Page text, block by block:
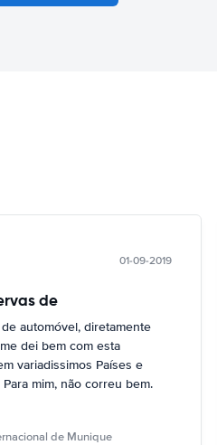
01-09-2019
de
automóvel, diretamente
dei bem com esta
variadissimos Países e
mim, não correu bem.
de Munique